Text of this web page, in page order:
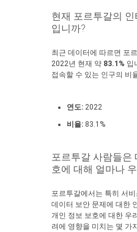
현재 포르투갈의
입니까?
최근 데이터에 따르면 포
2022년 현재 약 83.1% 입
접속할 수 있는 인구의 비
연도: 2022
비율: 83.1%
포르투갈 사람들은
호에 대해 얼마나
포르투갈에서는 특히 서
데이터 보안 문제에 대한
개인 정보 보호에 대한 우
려에 영향을 미치는 몇 가